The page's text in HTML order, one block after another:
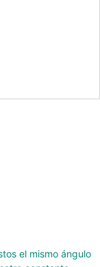
el mismo ángulo